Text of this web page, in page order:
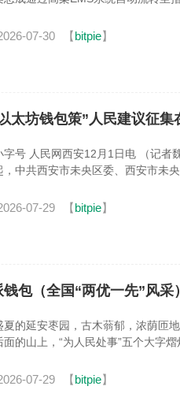
07-30 【bitpie】
太坊钱包策”人民建议征集
字号 人民网西安12月1日电 （记者
，中共西安市未央区委、西安市未
07-29 【bitpie】
包（全国“两优一先”风采）
夏的延安枣园，古木蓊郁，浓荫匝
面的山上，“为人民处事”五个大字
07-29 【bitpie】